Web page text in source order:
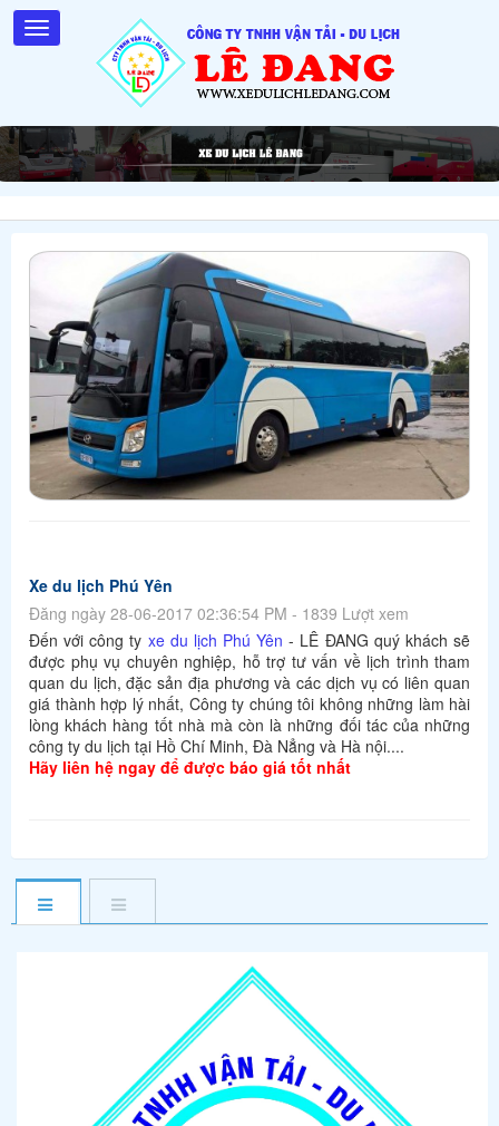
Xe du lịch Phú Yên
Đăng ngày 28-06-2017 02:36:54 PM - 1839 Lượt xem
Đến với công ty xe du lịch Phú Yên - LÊ ĐANG quý khách sẽ
được phụ vụ chuyên nghiệp, hỗ trợ tư vấn về lịch trình tham
quan du lịch, đặc sản địa phương và các dịch vụ có liên quan
giá thành hợp lý nhất, Công ty chúng tôi không những làm hài
lòng khách hàng tốt nhà mà còn là những đối tác của những
công ty du lịch tại Hồ Chí Minh, Đà Nẳng và Hà nội....
Hãy liên hệ ngay để được báo giá tốt nhất